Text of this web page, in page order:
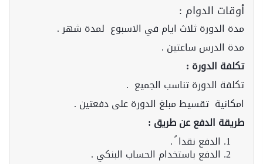
أوقات الدوام :
مدة الدورة ثلاث ايام في الاسبوع لمدة شهر .
مدة الدرس ساعتين .
تكلفة الدورة :
تكلفة الدورة تناسب الجميع .
امكانية تقسيط مبلغ الدورة على دفعتين .
طريقة الدفع عن طريق :
الدفع نقدا ً .
الدفع باستخدام الحساب البنكي .